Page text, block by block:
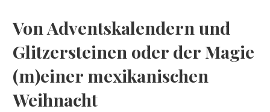
Von Adventskalendern und
Glitzersteinen oder der Magie
(m)einer mexikanischen
Weihnacht